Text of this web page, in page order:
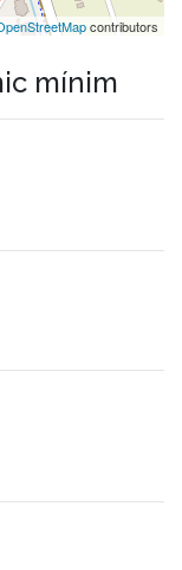
contributors
mínim